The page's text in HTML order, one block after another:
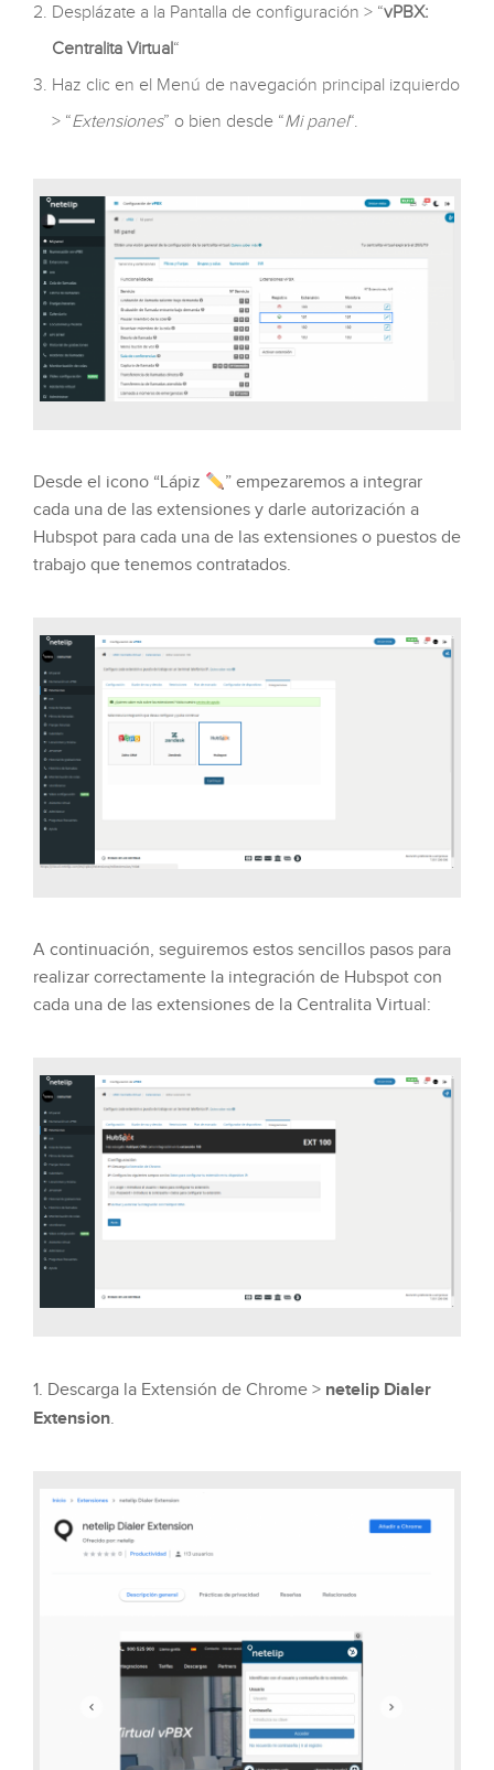
Desplázate a la Pantalla de configuración > “vPBX:
Centralita Virtual“
Haz clic en el Menú de navegación principal izquierdo
> “Extensiones” o bien desde “Mi panel“.
Desde el icono “Lápiz
” empezaremos a integrar
cada una de las extensiones y darle autorización a
Hubspot para cada una de las extensiones o puestos de
trabajo que tenemos contratados.
A continuación, seguiremos estos sencillos pasos para
realizar correctamente la integración de Hubspot con
cada una de las extensiones de la Centralita Virtual:
1. Descarga la Extensión de Chrome > netelip Dialer
Extension.